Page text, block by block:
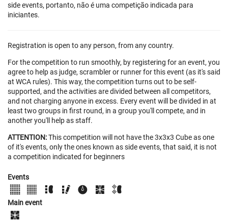
side events, portanto, não é uma competição indicada para
iniciantes.
Registration is open to any person, from any country.
For the competition to run smoothly, by registering for an event, you
agree to help as judge, scrambler or runner for this event (as it's said
at WCA rules). This way, the competition turns out to be self-
supported, and the activities are divided between all competitors,
and not charging anyone in excess. Every event will be divided in at
least two groups in first round, in a group you'll compete, and in
another you'll help as staff.
ATTENTION:This competition will not have the 3x3x3 Cube as one
of it's events, only the ones known as side events, that said, it is not
a competition indicated for beginners
Events
Main event